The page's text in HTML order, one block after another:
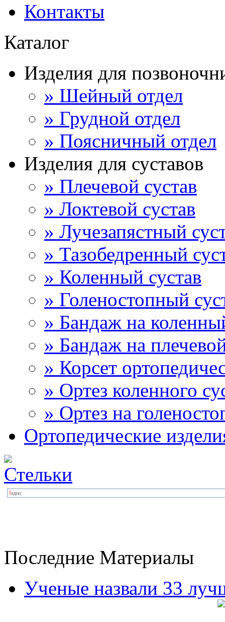
Контакты
Каталог
Изделия для
» Шейный отдел
» Грудной отдел
» Поясничный отдел
Изделия для суставов
» Плечевой сустав
» Локтевой сустав
» Лучезапястный
» Тазобедренный
» Коленный сустав
» Голеностопный
» Бандаж на
» Бандаж на
» Корсет
» Ортез коленного
» Ортез на
Ортопедические
Последние Материалы
Ученые назвали 33